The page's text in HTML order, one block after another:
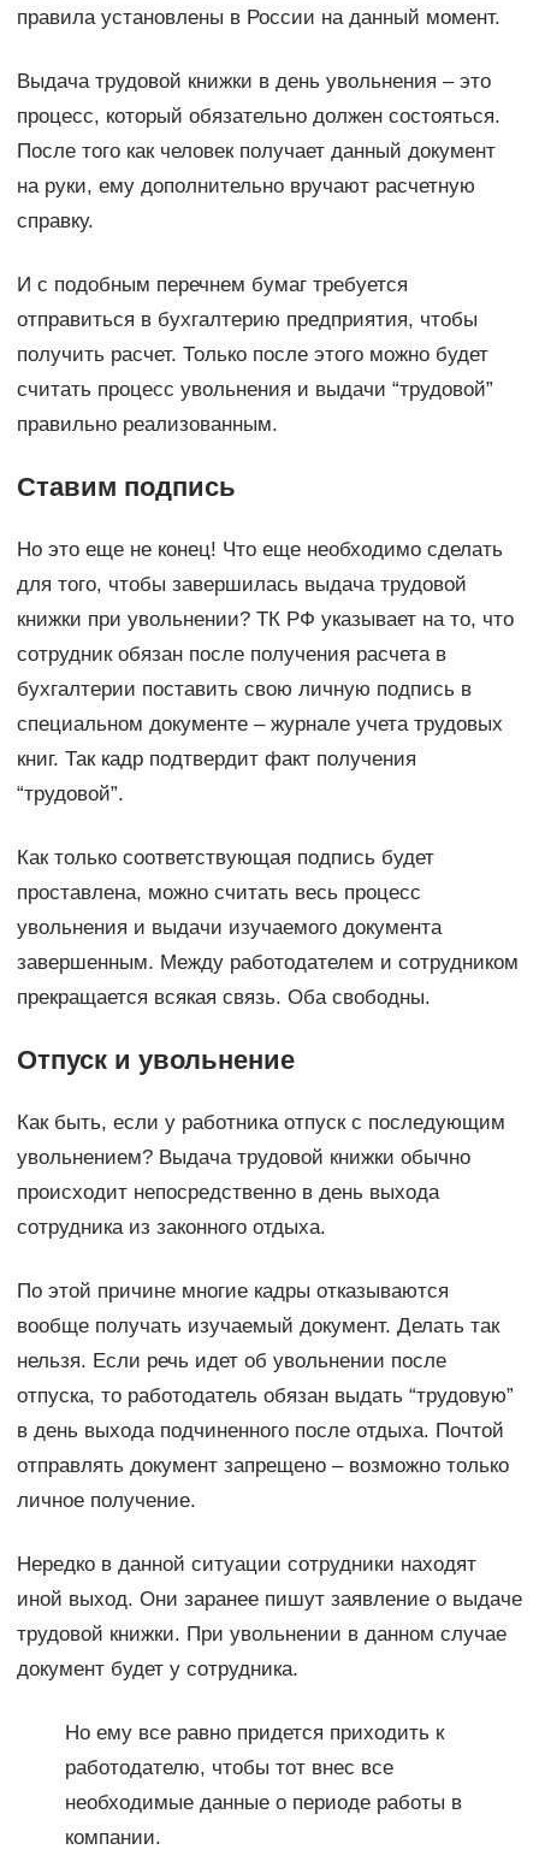
правила установлены в России на данный момент.
Выдача трудовой книжки в день увольнения – это
процесс, который обязательно должен состояться.
После того как человек получает данный документ
на руки, ему дополнительно вручают расчетную
справку.
И с подобным перечнем бумаг требуется
отправиться в бухгалтерию предприятия, чтобы
получить расчет. Только после этого можно будет
считать процесс увольнения и выдачи “трудовой”
правильно реализованным.
Ставим подпись
Но это еще не конец! Что еще необходимо сделать
для того, чтобы завершилась выдача трудовой
книжки при увольнении? ТК РФ указывает на то, что
сотрудник обязан после получения расчета в
бухгалтерии поставить свою личную подпись в
специальном документе – журнале учета трудовых
книг. Так кадр подтвердит факт получения
“трудовой”.
Как только соответствующая подпись будет
проставлена, можно считать весь процесс
увольнения и выдачи изучаемого документа
завершенным. Между работодателем и сотрудником
прекращается всякая связь. Оба свободны.
Отпуск и увольнение
Как быть, если у работника отпуск с последующим
увольнением? Выдача трудовой книжки обычно
происходит непосредственно в день выхода
сотрудника из законного отдыха.
По этой причине многие кадры отказываются
вообще получать изучаемый документ. Делать так
нельзя. Если речь идет об увольнении после
отпуска, то работодатель обязан выдать “трудовую”
в день выхода подчиненного после отдыха. Почтой
отправлять документ запрещено – возможно только
личное получение.
Нередко в данной ситуации сотрудники находят
иной выход. Они заранее пишут заявление о выдаче
трудовой книжки. При увольнении в данном случае
документ будет у сотрудника.
Но ему все равно придется приходить к
работодателю, чтобы тот внес все
необходимые данные о периоде работы в
компании.